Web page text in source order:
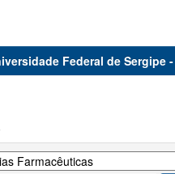
Federal de Sergipe -